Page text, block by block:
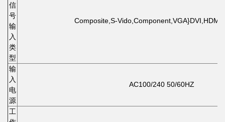
信
号
输
入
类
型
Composite,S-
输
入
电
源
AC100/240 50/60HZ
工